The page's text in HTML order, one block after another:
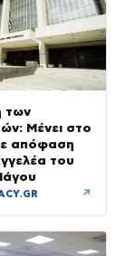
των
Μένει στο
απόφαση
του
↗